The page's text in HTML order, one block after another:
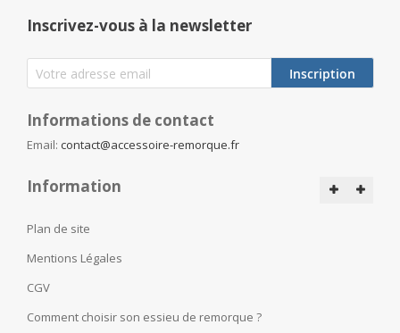
Inscrivez-vous à la newsletter
Inscription
Informations de contact
Email: contact@accessoire-remorque.fr
Information
Plan de site
Mentions Légales
CGV
Comment choisir son essieu de remorque ?